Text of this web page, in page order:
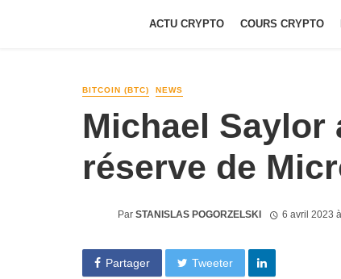
ACTU CRYPTO COURS CRYPTO
BITCOIN (BTC) NEWS
Michael Saylor
réserve de
Par STANISLAS POGORZELSKI 6 avril 2023
Partager Tweeter